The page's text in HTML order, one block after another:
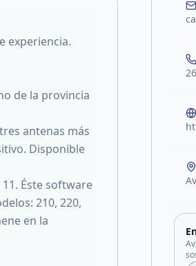
experiencia.
de la provincia
antenas más
Disponible
Éste software
210, 220,
en la